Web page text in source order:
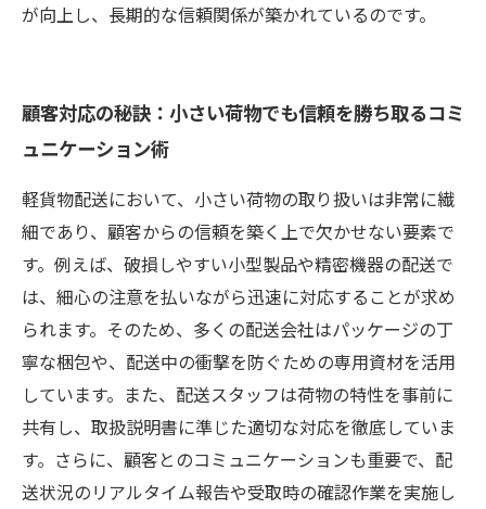
が向上し、長期的な信頼関係が築かれているのです。
顧客対応の秘訣：小さい荷物でも信頼を勝ち取るコミ
ュニケーション術
軽貨物配送において、小さい荷物の取り扱いは非常に繊
細であり、顧客からの信頼を築く上で欠かせない要素で
す。例えば、破損しやすい小型製品や精密機器の配送で
は、細心の注意を払いながら迅速に対応することが求め
られます。そのため、多くの配送会社はパッケージの丁
寧な梱包や、配送中の衝撃を防ぐための専用資材を活用
しています。また、配送スタッフは荷物の特性を事前に
共有し、取扱説明書に準じた適切な対応を徹底していま
す。さらに、顧客とのコミュニケーションも重要で、配
送状況のリアルタイム報告や受取時の確認作業を実施し